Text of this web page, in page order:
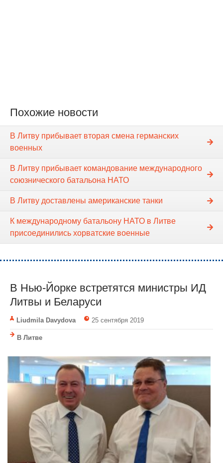
Похожие новости
В Литву прибывает вторая смена германских
военных
В Литву прибывает командование международного
союзнического батальона НАТО
В Литву доставлены американские танки
К международному батальону НАТО в Литве
присоединились хорватские военные
В Нью-Йорке встретятся министры ИД
Литвы и Беларуси
Liudmila Davydova 25 сентября 2019
В Литве